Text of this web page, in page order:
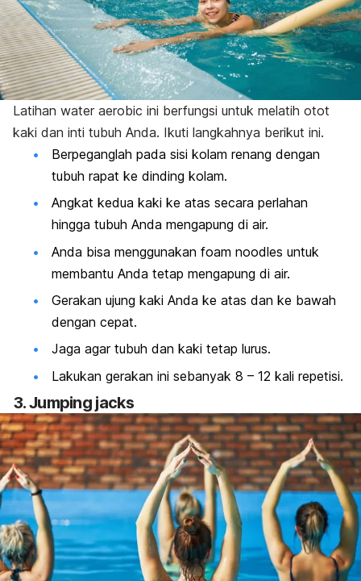
Latihan water aerobic ini berfungsi untuk melatih otot
kaki dan inti tubuh Anda. Ikuti langkahnya berikut ini.
Berpeganglah pada sisi kolam renang dengan
tubuh rapat ke dinding kolam.
Angkat kedua kaki ke atas secara perlahan
hingga tubuh Anda mengapung di air.
Anda bisa menggunakan foam noodles untuk
membantu Anda tetap mengapung di air.
Gerakan ujung kaki Anda ke atas dan ke bawah
dengan cepat.
Jaga agar tubuh dan kaki tetap lurus.
Lakukan gerakan ini sebanyak 8 – 12 kali repetisi.
3.Jumping jacks